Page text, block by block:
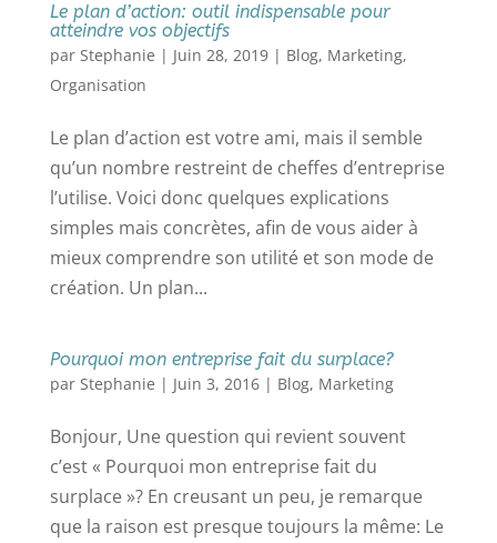
Le plan d’action: outil indispensable pour
atteindre vos objectifs
par Stephanie | Juin 28, 2019| Blog, Marketing,
Organisation
Le plan d’action est votre ami, mais il semble
qu’un nombre restreint de cheffes d’entreprise
l’utilise. Voici donc quelques explications
simples mais concrètes, afin de vous aider à
mieux comprendre son utilité et son mode de
création. Un plan...
Pourquoi mon entreprise fait du surplace?
par Stephanie | Juin 3, 2016| Blog, Marketing
Bonjour, Une question qui revient souvent
c’est « Pourquoi mon entreprise fait du
surplace »? En creusant un peu, je remarque
que la raison est presque toujours la même: Le